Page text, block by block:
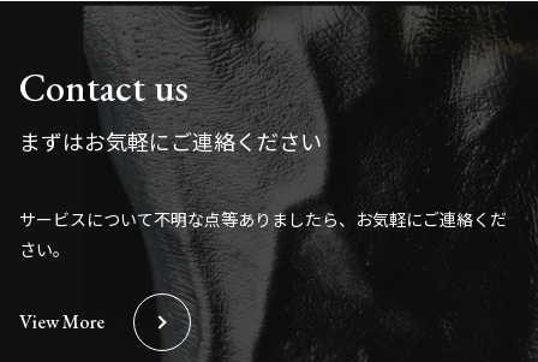
Contact us
まずはお気軽にご連絡ください
サービスについて不明な点等ありましたら、お気軽にご連絡くだ
さい。
View More